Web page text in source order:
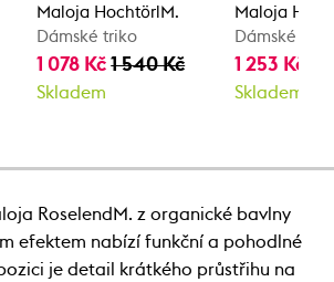
Maloja HochtörlM.
Dámské triko
1 078 Kč1 540 Kč
Skladem
Maloja
Dámské tílko
1 253 Kč
Skladem
RoselendM. z organické bavlny
efektem nabízí funkční a pohodlné
je detail krátkého průstřihu na